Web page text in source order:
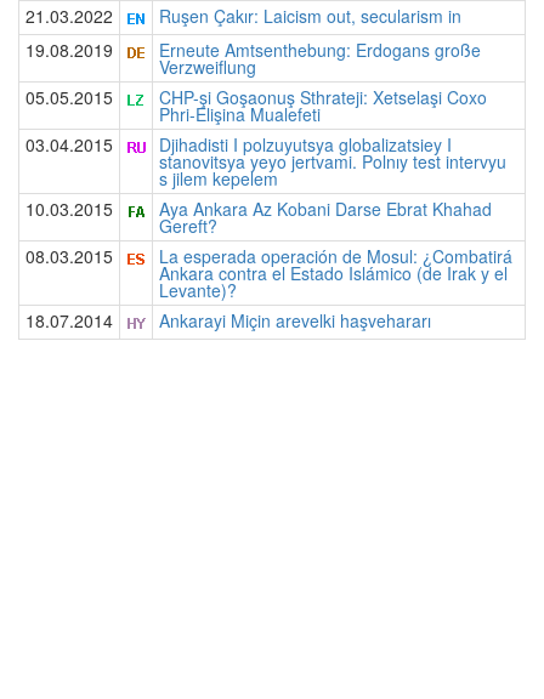
21.03.2022
Ruşen Çakır: Laicism out, secularism in
19.08.2019
Erneute Amtsenthebung: Erdogans große
Verzweiflung
05.05.2015
CHP-şi Goşaonuş Sthrateji: Xetselaşi Coxo
Phri-Elişina Mualefeti
03.04.2015
Djihadisti I polzuyutsya globalizatsiey I
stanovitsya yeyo jertvami. Polnıy test intervyu
s jilem kepelem
10.03.2015
Aya Ankara Az Kobani Darse Ebrat Khahad
Gereft?
08.03.2015
La esperada operación de Mosul: ¿Combatirá
Ankara contra el Estado Islámico (de Irak y el
Levante)?
18.07.2014
Ankarayi Miçin arevelki haşvehararı